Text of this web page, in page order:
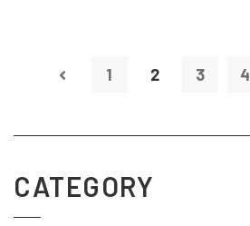
1 2 3 4
CATEGORY